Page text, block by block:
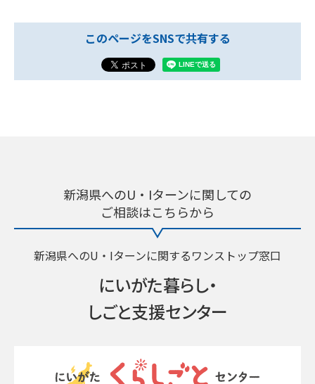
このページをSNSで共有する
新潟県へのU・Iターンに関しての
ご相談はこちらから
新潟県へのU・Iターンに関するワンストップ窓口
にいがた暮らし・
しごと支援センター